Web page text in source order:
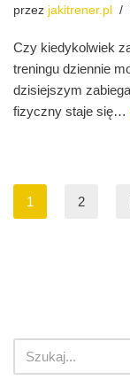
przez jakitrener.pl
Czy kiedykolwiek
treningu dziennie
dzisiejszym
fizyczny staje się…
1 2